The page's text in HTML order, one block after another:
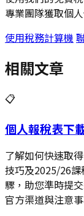
專業團隊獲取個
使用稅務計算機
相關文章
📋
個人報稅表下
了解如何快速取
技巧及2025/26課
驟，助您準時提
官方渠道與注意事